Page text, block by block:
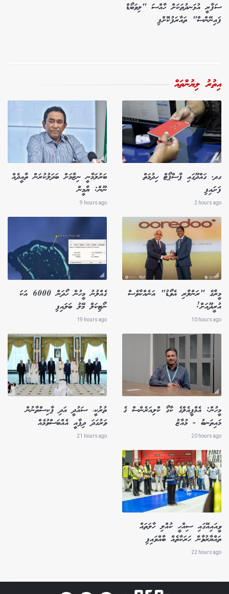
ސަފާރީ އުޅަނދުތަކަށް ހާއްސަ "ލިވަބޯޑް
ފައިނޭންސް" ތައާރަފުކޮށްފި
އިތުރު ލިޔުންތައް
ގދ. ގައްދޫގައި ޕާސްޕޯޓް ހިދުމަތް
ފަށައިފި
2 hours ago
ބަރުލަމާނީ ނިޒާމަށް ބަދަލުކުރަން ތާއީދެއް
ނޫން: ޔާމީން
9 hours ago
މީރާގެ "ރަންލާރި އެވޯޑު" އަނެއްކާވެސް
އުރީދޫއަށް!
10 hours ago
ގެއްލުނު މީހުން ހޯދަން 6000 އަކަ
ނޯޓިކަލް މޭލު ބަލައިފި
19 hours ago
މީހުން: އެމްޕީއެލްގެ ކާގޯ ކްލިއަރެންސް ގެ
މައިތަނބު - މުއާޒު
20 hours ago
ތުރުކީ، ސައުދީ އަދި ޕާކިސްތާނުން
ވަރުގަދަ ދިފާއީ އެއްބަސްވުމެއް
21 hours ago
ވީއައިއޭގައި ސިއްހީ ކުއްލި ހާލަތައް
ތައްޔާރުވާން ހަރަކާތެއް ބާއްވައިފި
22 hours ago